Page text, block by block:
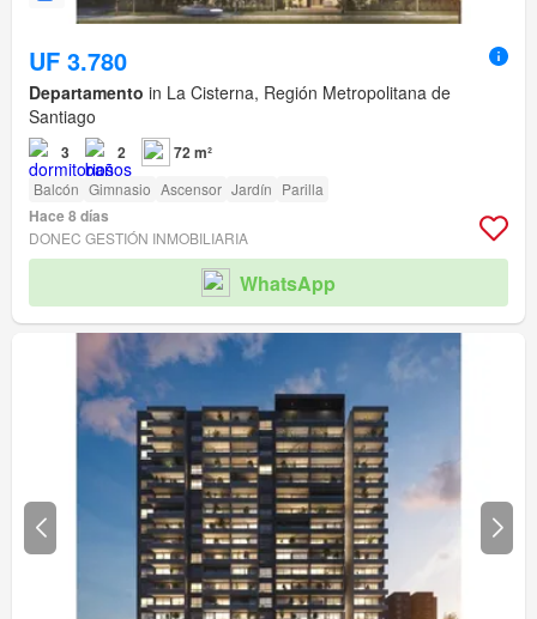
UF 3.780
Departamento in La Cisterna, Región Metropolitana de
Santiago
3 2 72 m²
Balcón Gimnasio Ascensor Jardín Parilla
Hace 8 días
DONEC GESTIÓN INMOBILIARIA
WhatsApp